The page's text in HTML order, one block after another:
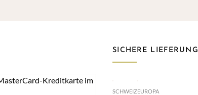
SICHERE LIEFERUNG
SCHWEIZEUROPA